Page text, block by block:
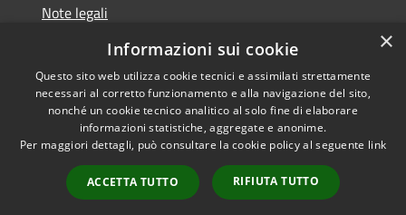
Note legali
Dichiarazione di accessibilità
Accessibilità
Copyright © 2026 • Comune di
Seggiano • Powered by
Municipium•
Accesso
redazione
×
Informazioni sui cookie
Questo sito web utilizza cookie tecnici e assimilati strettamente
necessari al corretto funzionamento e alla navigazione del sito,
nonché un cookie tecnico analitico al solo fine di elaborare
informazioni statistiche, aggregate e anonime.
Per maggiori dettagli, può consultare la cookie policy al seguente link
ACCETTA TUTTO RIFIUTA TUTTO